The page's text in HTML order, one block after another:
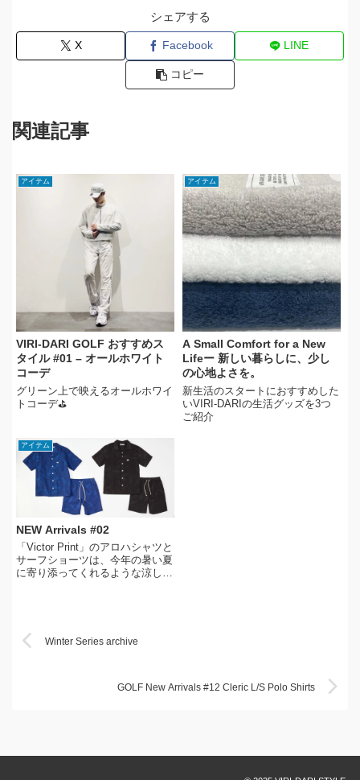
シェアする
X Facebook LINE
コピー
関連記事
アイテム
VIRI-DARI GOLF おすすめス
タイル #01 – オールホワイト
コーデ
グリーン上で映えるオールホワイ
トコーデ⛳
アイテム
A Small Comfort for a New
Lifeー 新しい暮らしに、少し
の心地よさを。
新生活のスタートにおすすめした
いVIRI-DARIの生活グッズを3つ
ご紹介
アイテム
NEW Arrivals #02
「Victor Print」のアロハシャツと
サーフショーツは、今年の暑い夏
に寄り添ってくれるような涼しげ
Winter Series archive
GOLF New Arrivals #12 Cleric L/S Polo Shirts